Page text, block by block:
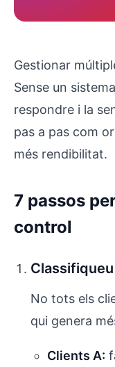
Gestionar
Sense un
respondre i la
pas a pas com
més rendibilitat.
7 passos
control
No tots els
qui genera
Clients A: